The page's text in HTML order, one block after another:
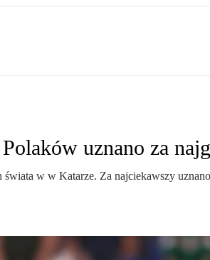
uznano za
w w Katarze. Za najciekawszy